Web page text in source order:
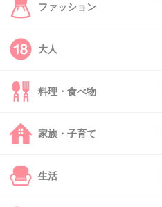
46. 匿名 2019/03/05(火) 17:43:39
とても楽しそうにはしゃいで
やっぱ毛深いよねw
ファッション
大人
料理・食べ物
家族・子育て
生活